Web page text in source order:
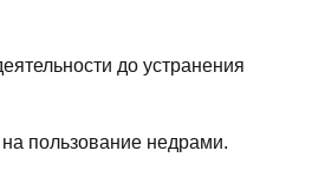
до устранения
пользование недрами.